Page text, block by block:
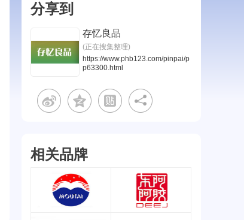
分享到
存忆良品
(正在搜集整理)
https://www.phb123.com/pinpai/p
p63300.html
相关品牌